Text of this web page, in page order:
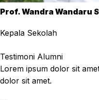
Prof. Wandra Wandaru
Kepala Sekolah
Testimoni Alumni
Lorem ipsum dolor sit
dolor sit amet.